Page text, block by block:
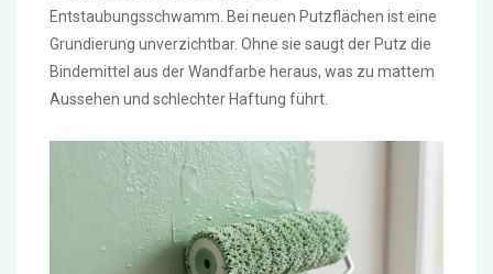
Entstaubungsschwamm. Bei neuen Putzflächen ist eine
Grundierung unverzichtbar. Ohne sie saugt der Putz die
Bindemittel aus der Wandfarbe heraus, was zu mattem
Aussehen und schlechter Haftung führt.